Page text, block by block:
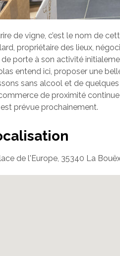
de vigne, c’est le nom de
propriétaire des lieux,
porte à son activité
entend ici, proposer une
sans alcool et de
de proximité
prévue prochainement.
de l'Europe, 35340 La